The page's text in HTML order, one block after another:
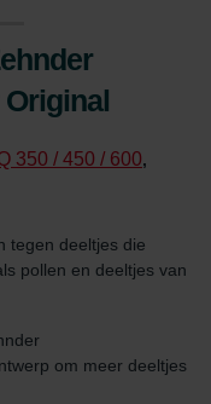
350 / 450 / 600,
tegen deeltjes die
pollen en deeltjes van
om meer deeltjes